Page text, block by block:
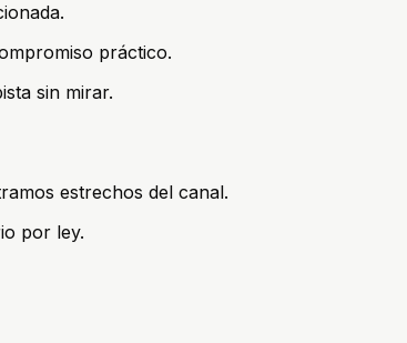
práctico.
sin mirar.
estrechos del canal.
por ley.